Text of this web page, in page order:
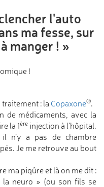
l'auto
ma fesse, sur
manger ! »
!
: la Copaxone®.
de médicaments, avec la
la 1ère injection à l'hôpital.
n’y a pas de chambre
Je me retrouve au bout
ma piqûre et là on me dit :
la neuro » (ou son fils se